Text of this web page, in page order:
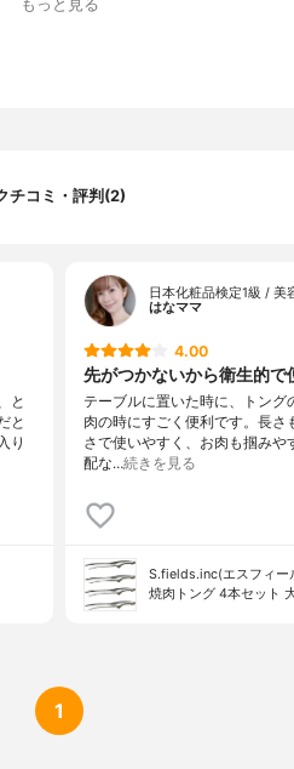
もっと見る
チコミ・評判(2)
と
と
り
日本化粧品検定1級 / 美
はなママ
4.00
先がつかないから衛生的で
テーブルに置いた時に、トング
肉の時にすごく便利です。長さ
さで使いやすく、お肉も掴みや
配な…続きを見る
S.fields.inc(エスフィー
焼肉トング 4本セット
1